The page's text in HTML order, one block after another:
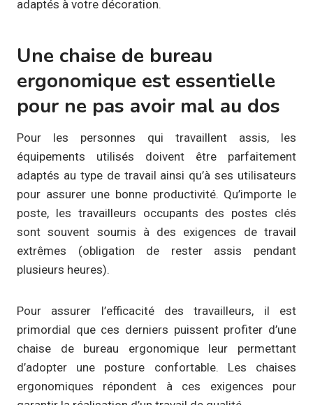
adaptés à votre décoration.
Une chaise de bureau
ergonomique est essentielle
pour ne pas avoir mal au dos
Pour les personnes qui travaillent assis, les
équipements utilisés doivent être parfaitement
adaptés au type de travail ainsi qu’à ses utilisateurs
pour assurer une bonne productivité. Qu’importe le
poste, les travailleurs occupants des postes clés
sont souvent soumis à des exigences de travail
extrêmes (obligation de rester assis pendant
plusieurs heures).
Pour assurer l’efficacité des travailleurs, il est
primordial que ces derniers puissent profiter d’une
chaise de bureau ergonomique leur permettant
d’adopter une posture confortable. Les chaises
ergonomiques répondent à ces exigences pour